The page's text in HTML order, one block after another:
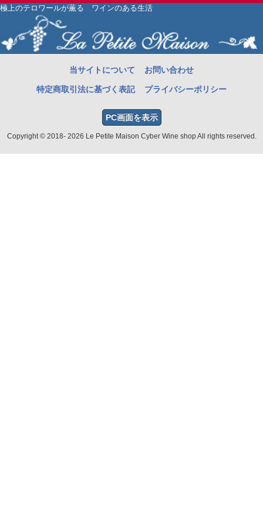
極上のテロワールが薫る ワインのある生活
当サイトについて お問い合わせ
特定商取引法に基づく表記 プライバシーポリシー
PC画面を表示
Copyright © 2018- 2026 Le Petite Maison Cyber Wine shop All rights reserved.